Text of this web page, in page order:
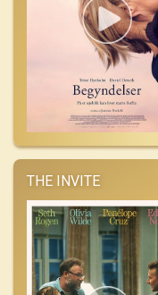
THE INVITE